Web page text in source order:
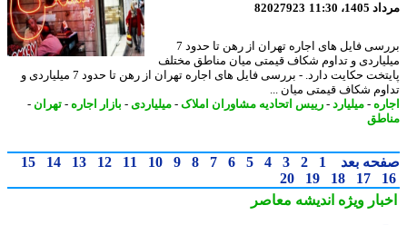
11:30
82027923
بررسی فایل های اجاره تهران از رهن تا حدود 7
و تداوم شکاف قیمتی میان مناطق مختلف
پایتخت حکایت دارد. - بررسی فایل های اجاره تهران از رهن تا حدود 7 میلیاردی و
شکاف قیمتی میان ...
-میلیارد-رییس اتحادیه مشاوران املاک-میلیاردی-بازار اجاره-تهران-
بعد 1
2
3
4
5
6
7
8
9
10
11
12
13
14
15
17
18
19
20
ویژهاندیشه معاصر